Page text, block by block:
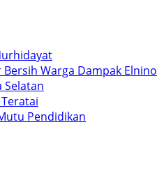
Warga Dampak Elnino
Selatan
Pendidikan